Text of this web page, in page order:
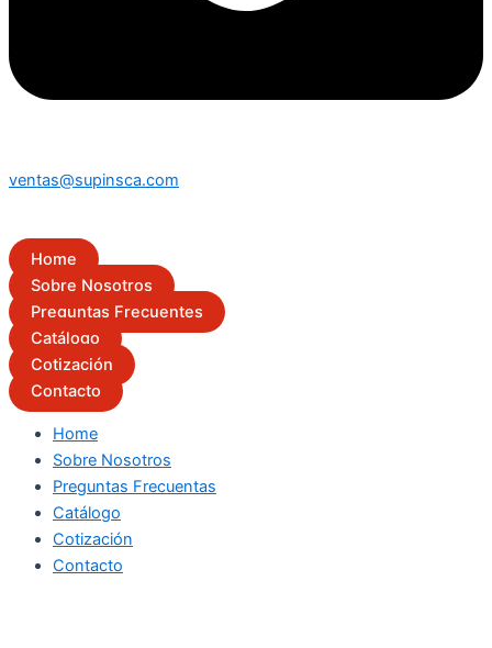
ventas@supinsca.com
Home
Sobre Nosotros
Preguntas Frecuentes
Catálogo
Cotización
Contacto
Home
Sobre Nosotros
Preguntas Frecuentas
Catálogo
Cotización
Contacto